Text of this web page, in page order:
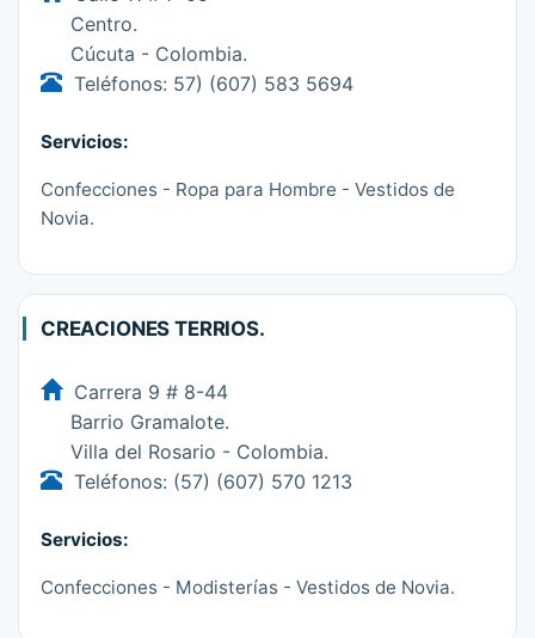
Centro.
Cúcuta - Colombia.
Teléfonos: 57) (607) 583 5694
Servicios:
Confecciones - Ropa para Hombre - Vestidos de
Novia.
CREACIONES TERRIOS.
Carrera 9 # 8-44
Barrio Gramalote.
Villa del Rosario - Colombia.
Teléfonos: (57) (607) 570 1213
Servicios:
Confecciones - Modisterías - Vestidos de Novia.